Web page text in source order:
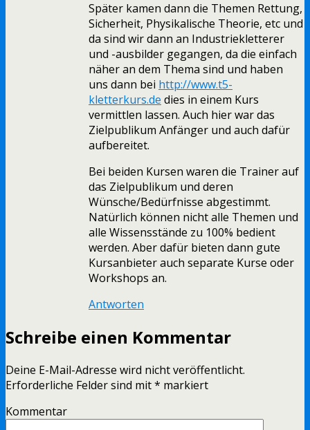
Später kamen dann die Themen Rettung,
Sicherheit, Physikalische Theorie, etc und
da sind wir dann an Industriekletterer
und -ausbilder gegangen, da die einfach
näher an dem Thema sind und haben
uns dann bei http://www.t5-
kletterkurs.de dies in einem Kurs
vermittlen lassen. Auch hier war das
Zielpublikum Anfänger und auch dafür
aufbereitet.
Bei beiden Kursen waren die Trainer auf
das Zielpublikum und deren
Wünsche/Bedürfnisse abgestimmt.
Natürlich können nicht alle Themen und
alle Wissensstände zu 100% bedient
werden. Aber dafür bieten dann gute
Kursanbieter auch separate Kurse oder
Workshops an.
Antworten
Schreibe einen Kommentar
Deine E-Mail-Adresse wird nicht veröffentlicht.
Erforderliche Felder sind mit* markiert
Kommentar